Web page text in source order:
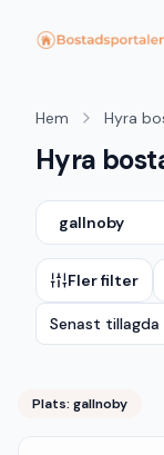
Hem Hyra
Hyra
gallnoby
Fler filter
Senast tillagda
Plats: gallnoby